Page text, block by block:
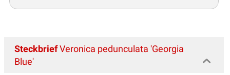
SteckbriefVeronica pedunculata 'Georgia
Blue'